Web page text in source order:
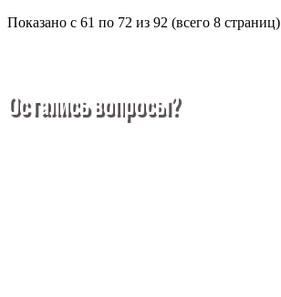
Показано с 61 по 72 из 92 (всего 8 страниц)
Остались вопросы?